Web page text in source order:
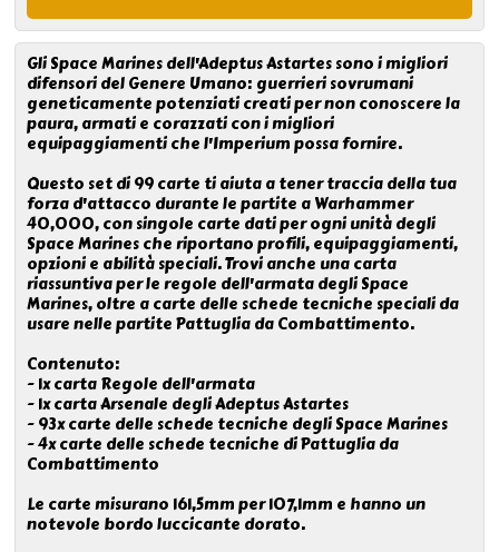
Gli Space Marines dell'Adeptus Astartes sono i migliori
difensori del Genere Umano: guerrieri sovrumani
geneticamente potenziati creati per non conoscere la
paura, armati e corazzati con i migliori
equipaggiamenti che l'Imperium possa fornire.
Questo set di 99 carte ti aiuta a tener traccia della tua
forza d'attacco durante le partite a Warhammer
40,000, con singole carte dati per ogni unità degli
Space Marines che riportano profili, equipaggiamenti,
opzioni e abilità speciali. Trovi anche una carta
riassuntiva per le regole dell'armata degli Space
Marines, oltre a carte delle schede tecniche speciali da
usare nelle partite Pattuglia da Combattimento.
Contenuto:
- 1x carta Regole dell'armata
- 1x carta Arsenale degli Adeptus Astartes
- 93x carte delle schede tecniche degli Space Marines
- 4x carte delle schede tecniche di Pattuglia da
Combattimento
Le carte misurano 161,5mm per 107,1mm e hanno un
notevole bordo luccicante dorato.